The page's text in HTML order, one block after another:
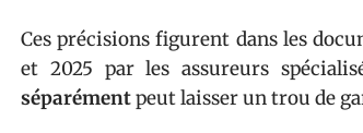
Ces précisions figurent dans les
et 2025 par les assureurs
séparémentpeut laisser un trou de